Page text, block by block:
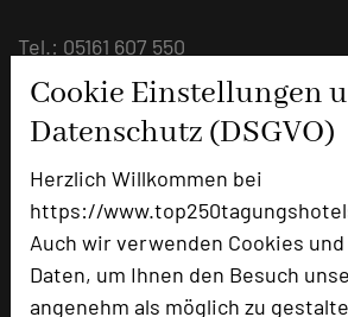
Cookie Einstellungen
Datenschutz (DSGVO)
Herzlich Willkommen bei
https://
Auch wir verwenden Cookies
Daten, um Ihnen den Besuch
angenehm als möglich zu
Tel.: 05161 607 550
E-Mail: tagung@anderswalsrode.de